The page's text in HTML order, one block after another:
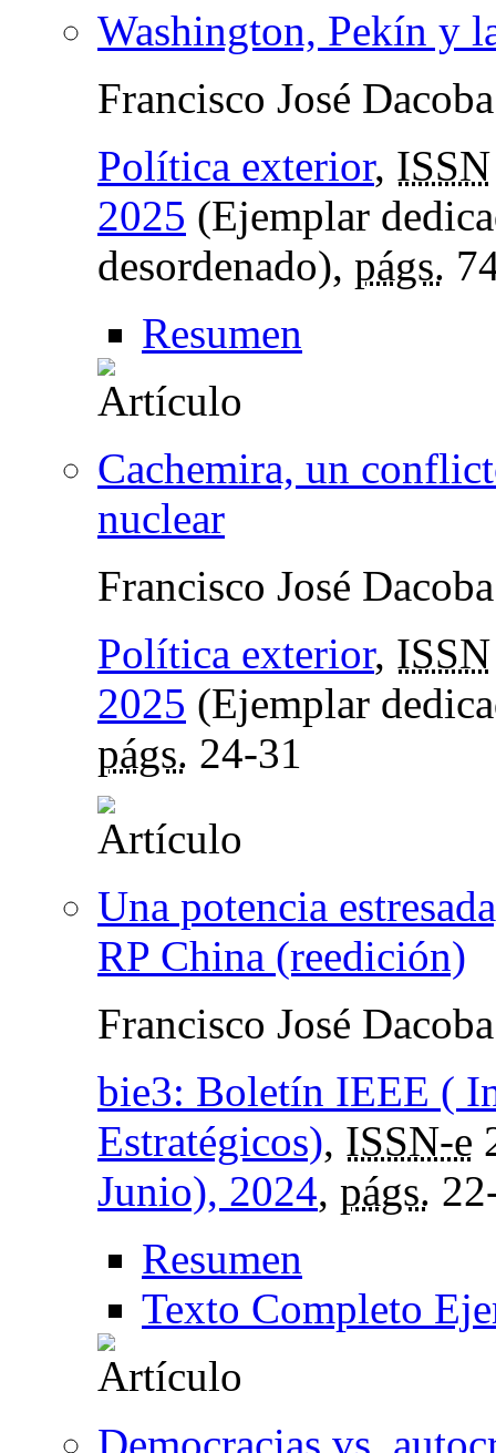
Washington, Pekín y
Francisco José
Política exterior, ISSN
2025 (Ejemplar
desordenado), págs.
Resumen
Cachemira, un
nuclear
Francisco José
Política exterior, ISSN
2025 (Ejemplar
págs. 24-31
Una potencia
RP China (reedición)
Francisco José
bie3: Boletín IEEE (
Estratégicos), ISSN-e
Junio), 2024, págs.
Resumen
Texto Completo
Democracias vs.